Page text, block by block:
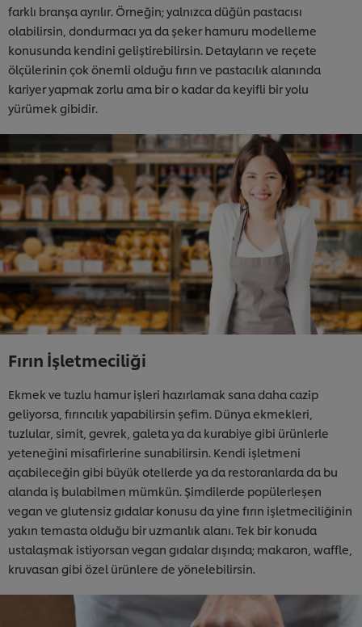
farklı branşa ayrılır. Örneğin; yalnızca düğün pastacısı
olabilirsin, dondurmacı ya da şeker hamuru modelleme
konusunda kendini geliştirebilirsin. Detayların ve reçete
ölçülerinin çok önemli olduğu fırın ve pastacılık alanında
kariyer yapmak zorlu ama bir o kadar da keyifli bir yolu
yürümek gibidir.
Fırın İşletmeciliği
Ekmek ve tuzlu hamur işleri hazırlamak sana daha cazip
geliyorsa, fırıncılık yapabilirsin şefim. Dünya ekmekleri,
tuzlular, simit, gevrek, galeta ya da kurabiye gibi ürünlerle
yeteneğini misafirlerine sunabilirsin. Kendi işletmeni
açabileceğin gibi büyük otellerde ya da restoranlarda da bu
alanda iş bulabilmen mümkün. Şimdilerde popülerleşen
vegan ve glutensiz gıdalar konusu da yine fırın işletmeciliğinin
yakın temasta olduğu bir uzmanlık alanı. Tek bir konuda
ustalaşmak istiyorsan vegan gıdalar dışında; makaron, waffle,
kruvasan gibi özel ürünlere de yönelebilirsin.